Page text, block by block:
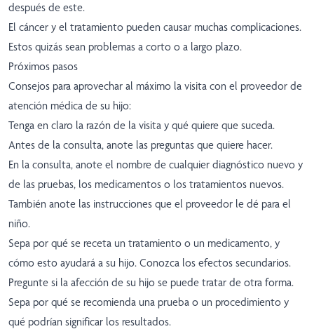
después de este.
El cáncer y el tratamiento pueden causar muchas complicaciones.
Estos quizás sean problemas a corto o a largo plazo.
Próximos pasos
Consejos para aprovechar al máximo la visita con el proveedor de
atención médica de su hijo:
Tenga en claro la razón de la visita y qué quiere que suceda.
Antes de la consulta, anote las preguntas que quiere hacer.
En la consulta, anote el nombre de cualquier diagnóstico nuevo y
de las pruebas, los medicamentos o los tratamientos nuevos.
También anote las instrucciones que el proveedor le dé para el
niño.
Sepa por qué se receta un tratamiento o un medicamento, y
cómo esto ayudará a su hijo. Conozca los efectos secundarios.
Pregunte si la afección de su hijo se puede tratar de otra forma.
Sepa por qué se recomienda una prueba o un procedimiento y
qué podrían significar los resultados.